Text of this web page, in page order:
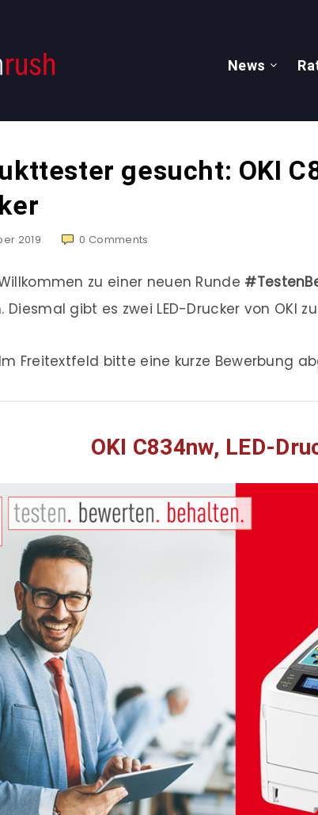
News
gesucht: OKI
2019 0 Comments
zu einer neuen Runde
Diesmal gibt es zwei LED-Drucker von OKI
Freitextfeld bitte eine kurze Bewerbung
OKI C834nw, LED-